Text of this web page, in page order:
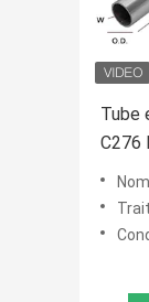
Tube
C276